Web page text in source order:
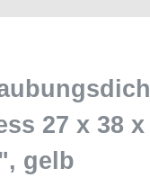
27 x 38 x
gelb